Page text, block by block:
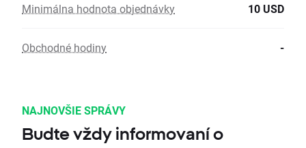
Minimálna hodnota objednávky 10 USD
Obchodné hodiny -
NAJNOVŠIE SPRÁVY
Budte vždy informovaní o